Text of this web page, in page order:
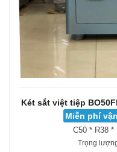
Két sắt việt tiệp
Miễn phí
C50 * R38 *
Trọng